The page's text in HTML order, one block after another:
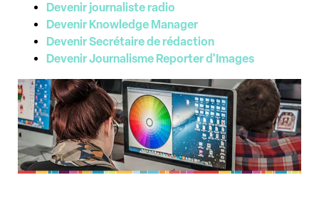
Devenir journaliste radio
Devenir Knowledge Manager
Devenir Secrétaire de rédaction
Devenir Journalisme Reporter d'Images